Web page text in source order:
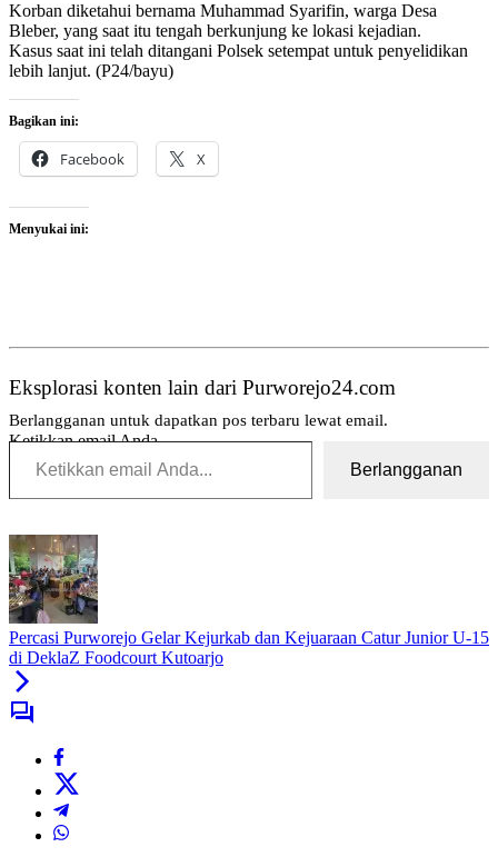
Korban diketahui bernama Muhammad Syarifin, warga Desa
Bleber, yang saat itu tengah berkunjung ke lokasi kejadian.
Kasus saat ini telah ditangani Polsek setempat untuk penyelidikan
lebih lanjut. (P24/bayu)
Bagikan ini:
Facebook X
Menyukai ini:
Eksplorasi konten lain dari Purworejo24.com
Berlangganan untuk dapatkan pos terbaru lewat email.
Ketikkan email Anda...
Berlangganan
Tag:
24
jam
purworejo
berita
24
jam
berita
purworejo
berita
purworejo
Purworejo
Terkini
Percasi Purworejo Gelar Kejurkab dan Kejuaraan Catur Junior U-15
di DeklaZ Foodcourt Kutoarjo